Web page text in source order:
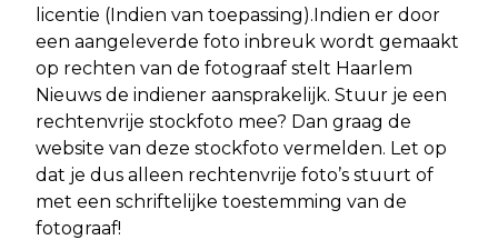
licentie (Indien van toepassing).Indien er door
een aangeleverde foto inbreuk wordt gemaakt
op rechten van de fotograaf stelt Haarlem
Nieuws de indiener aansprakelijk. Stuur je een
rechtenvrije stockfoto mee? Dan graag de
website van deze stockfoto vermelden. Let op
dat je dus alleen rechtenvrije foto’s stuurt of
met een schriftelijke toestemming van de
fotograaf!